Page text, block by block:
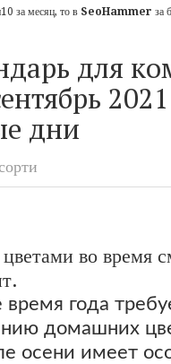
за месяц, то в SeoHammer за
для
дни
во время
года
домашних
осени имеет